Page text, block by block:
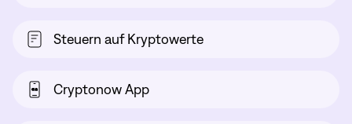
Steuern auf Kryptowerte
Cryptonow App